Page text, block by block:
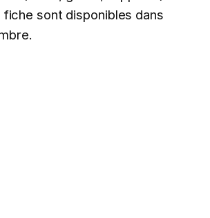
sont disponibles dans